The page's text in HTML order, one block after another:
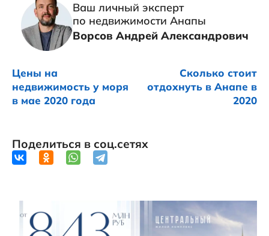
Ваш личный эксперт
по недвижимости Анапы
Ворсов Андрей Александрович
Цены на
недвижимость у моря
в мае 2020 года
Сколько стоит
отдохнуть в Анапе в
2020
Поделиться в соц.сетях